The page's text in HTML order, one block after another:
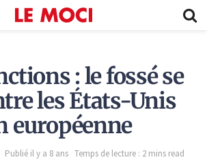
: le fossé se
les États-Unis
européenne
Publié il y a 8 ans Temps de lecture : 2 mins read